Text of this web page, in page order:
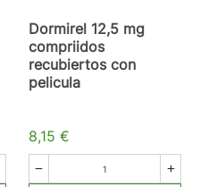
Dormirel 12,5 mg
compriidos
recubiertos con
pelicula
8,15 €
 